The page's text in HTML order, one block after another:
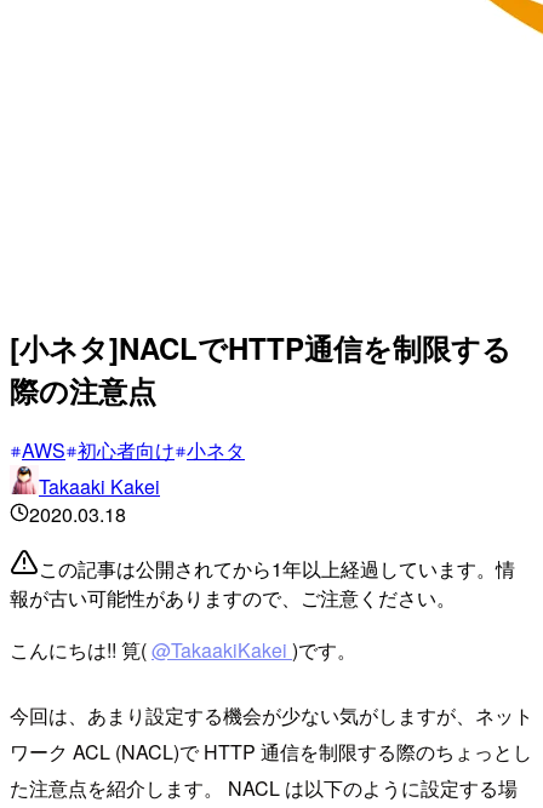
[小ネタ]NACLでHTTP通信を制限する
際の注意点
AWS 初心者向け 小ネタ
Takaaki Kakei
2020.03.18
この記事は公開されてから1年以上経過しています。情
報が古い可能性がありますので、ご注意ください。
こんにちは!! 筧(@TakaakiKakei )です。
今回は、あまり設定する機会が少ない気がしますが、ネット
ワーク ACL (NACL)で HTTP 通信を制限する際のちょっとし
た注意点を紹介します。 NACL は以下のように設定する場